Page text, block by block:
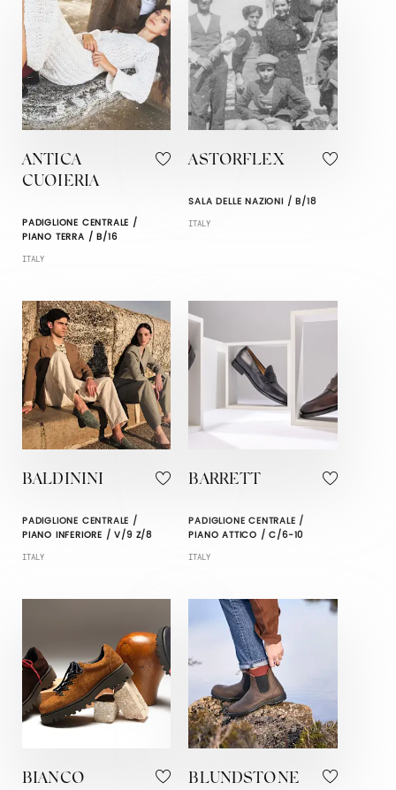
ANTICA
CUOIERIA
PADIGLIONE CENTRALE /
PIANO TERRA / B/16
ITALY
ASTORFLEX
SALA DELLE NAZIONI / B/18
ITALY
BALDININI
PADIGLIONE CENTRALE /
PIANO INFERIORE / V/9 Z/8
ITALY
BARRETT
PADIGLIONE CENTRALE /
PIANO ATTICO / C/6-10
ITALY
BIANCO BLUNDSTONE